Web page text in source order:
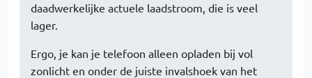
daadwerkelijke actuele laadstroom, die is veel
lager.
Ergo, je kan je telefoon alleen opladen bij vol
zonlicht en onder de juiste invalshoek van het